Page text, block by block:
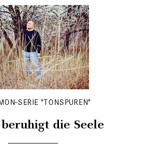
SERIE "TONSPUREN"
die Seele